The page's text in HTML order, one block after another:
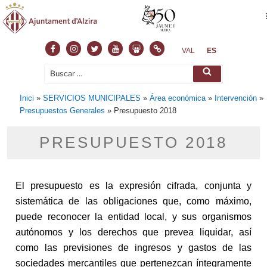
VAL ES
Inici »SERVICIOS MUNICIPALES »Área económica » Intervención »
Presupuestos Generales » Presupuesto 2018
PRESUPUESTO 2018
El presupuesto es la expresión cifrada, conjunta y
sistemática de las obligaciones que, como máximo,
puede reconocer la entidad local, y sus organismos
autónomos y los derechos que prevea liquidar, así
como las previsiones de ingresos y gastos de las
sociedades mercantiles que pertenezcan íntegramente